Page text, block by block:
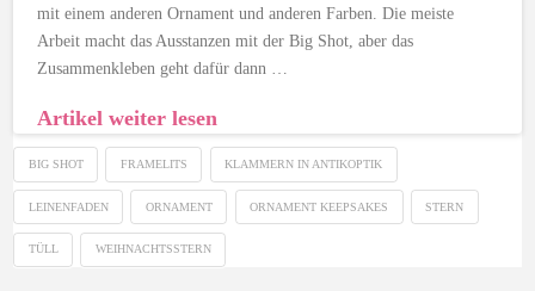
mit einem anderen Ornament und anderen Farben. Die meiste
Arbeit macht das Ausstanzen mit der Big Shot, aber das
Zusammenkleben geht dafür dann …
Artikel weiter lesen
BIG SHOT FRAMELITS KLAMMERN IN ANTIKOPTIK
LEINENFADEN ORNAMENT ORNAMENT KEEPSAKES STERN
TÜLL WEIHNACHTSSTERN